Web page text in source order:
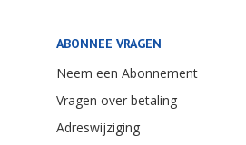
ABONNEE VRAGEN
Neem een Abonnement
Vragen over betaling
Adreswijziging